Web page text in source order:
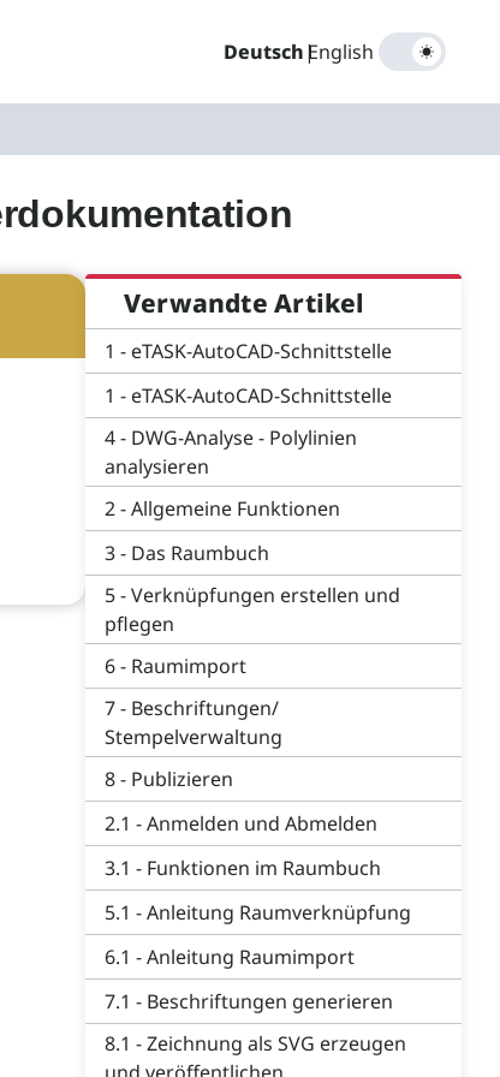
Deutsch|
English
Verwandte Artikel
1 - eTASK-AutoCAD-Schnittstelle
1 - eTASK-AutoCAD-Schnittstelle
4 - DWG-Analyse - Polylinien
analysieren
2 - Allgemeine Funktionen
3 - Das Raumbuch
5 - Verknüpfungen erstellen und
pflegen
6 - Raumimport
7 - Beschriftungen/
Stempelverwaltung
8 - Publizieren
2.1 - Anmelden und Abmelden
3.1 - Funktionen im Raumbuch
5.1 - Anleitung Raumverknüpfung
6.1 - Anleitung Raumimport
7.1 - Beschriftungen generieren
8.1 - Zeichnung als SVG erzeugen